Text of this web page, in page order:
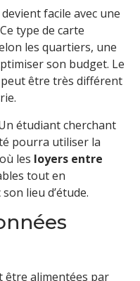
devient facile avec une
type de carte
les quartiers, une
son budget. Le
être très différent
étudiant cherchant
pourra utiliser la
les loyers entre
tout en
lieu d’étude.
être alimentées par